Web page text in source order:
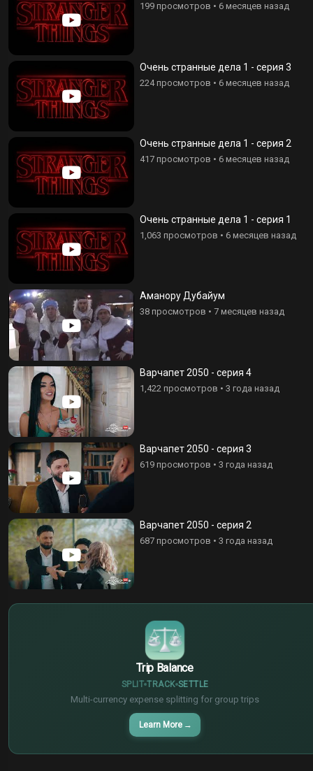
199 просмотров • 6 месяцев назад
Очень странные дела 1 - серия 3
224 просмотров • 6 месяцев назад
Очень странные дела 1 - серия 2
417 просмотров • 6 месяцев назад
Очень странные дела 1 - серия 1
1,063 просмотров • 6 месяцев назад
Аманору Дубайум
38 просмотров • 7 месяцев назад
Варчапет 2050 - серия 4
1,422 просмотров • 3 года назад
Варчапет 2050 - серия 3
619 просмотров • 3 года назад
Варчапет 2050 - серия 2
687 просмотров • 3 года назад
Trip Balance
SPLIT TRACK SETTLE
Multi-currency expense splitting for group trips
Learn More →
¥